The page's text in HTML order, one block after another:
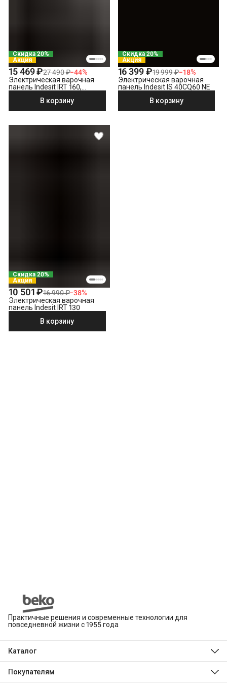
Скидка 20%
Акция
15 469 ₽27 490 ₽−44%
Электрическая варочная
панель Indesit IRT 160,
В корзину
Скидка 20%
Акция
16 399 ₽19 999 ₽−18%
Электрическая варочная
панель Indesit IS 40CQ60 NE
В корзину
Скидка 20%
Акция
10 501 ₽16 990 ₽−38%
Электрическая варочная
панель Indesit IRT 130
В корзину
Практичные решения и современные технологии для
повседневной жизни с 1955 года
Каталог
Hotpoint
Покупателям